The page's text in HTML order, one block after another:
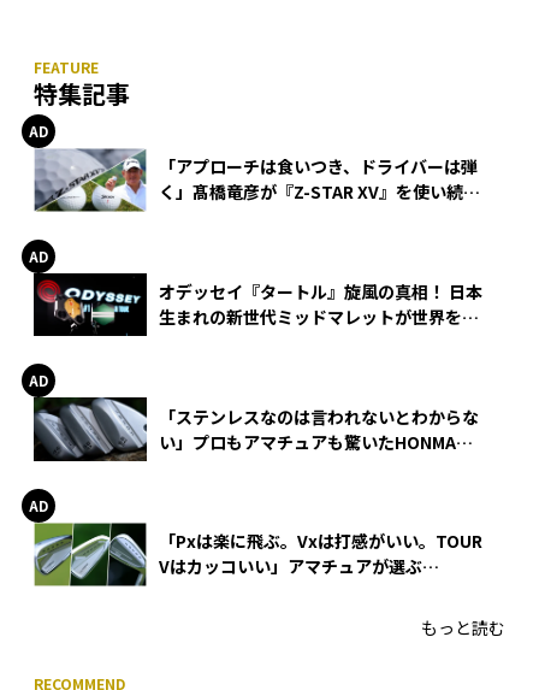
特集記事
「アプローチは食いつき、ドライバーは弾
く」髙橋竜彦が『Z-STAR XV』を使い続け
オデッセイ『タートル』旋風の真相！ 日本
生まれの新世代ミッドマレットが世界を席
「ステンレスなのは言われないとわからな
い」プロもアマチュアも驚いたHONMA
「Pxは楽に飛ぶ。Vxは打感がいい。TOUR
Vはカッコいい」アマチュアが選ぶ
もっと読む